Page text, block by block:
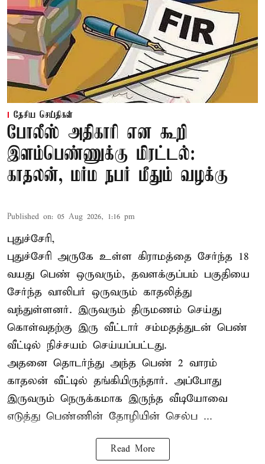
தேசிய செய்திகள்
போலீஸ் அதிகாரி என கூறி
இளம்பெண்ணுக்கு மிரட்டல்:
காதலன், மர்ம நபர் மீதும் வழக்கு
Published on: 05 Aug 2026, 1:16 pm
புதுச்சேரி,
புதுச்சேரி அருகே உள்ள கிராமத்தை சேர்ந்த 18
வயது பெண் ஒருவரும், தவளக்குப்பம் பகுதியை
சேர்ந்த வாலிபர் ஒருவரும் காதலித்து
வந்துள்ளனர். இருவரும் திருமணம் செய்து
கொள்வதற்கு இரு வீட்டார் சம்மதத்துடன் பெண்
வீட்டில் நிச்சயம் செய்யப்பட்டது.
அதனை தொடர்ந்து அந்த பெண் 2 வாரம்
காதலன் வீட்டில் தங்கியிருந்தார். அப்போது
இருவரும் நெருக்கமாக இருந்த வீடியோவை
எடுத்து பெண்ணின் தோழியின் செல்ப ...
Read More